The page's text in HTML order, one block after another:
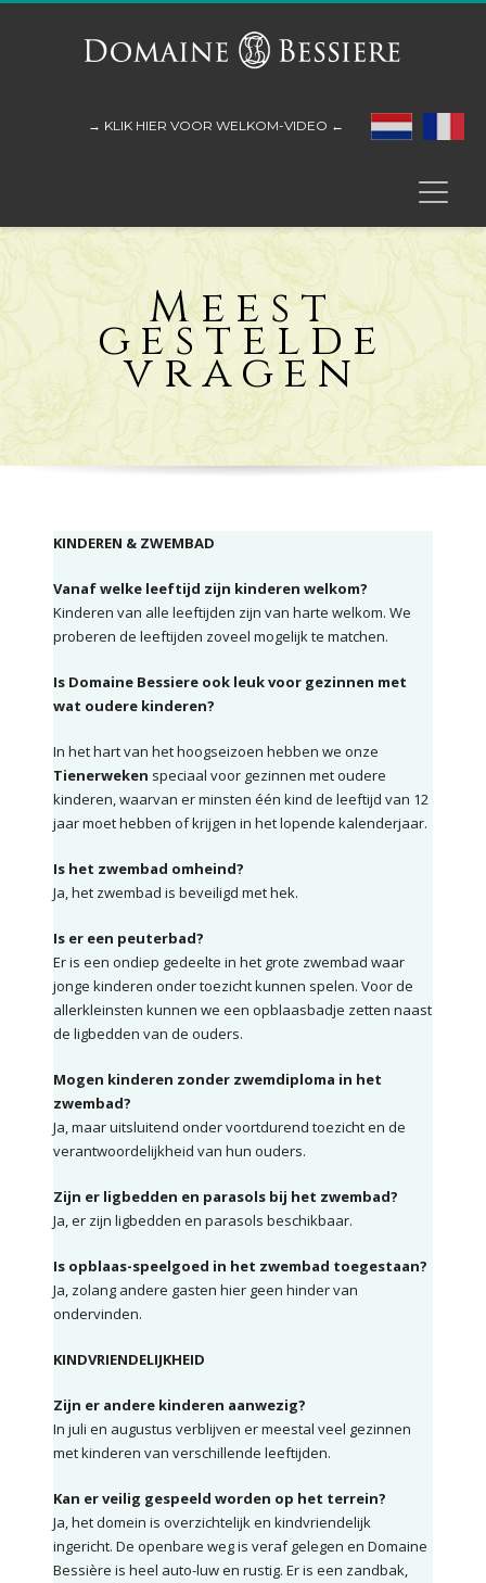
→ KLIK HIER VOOR WELKOM-VIDEO ←
Meest
gestelde
vragen
KINDEREN & ZWEMBAD
Vanaf welke leeftijd zijn kinderen welkom?
Kinderen van alle leeftijden zijn van harte welkom. We
proberen de leeftijden zoveel mogelijk te matchen.
Is Domaine Bessiere ook leuk voor gezinnen met
wat oudere kinderen?
In het hart van het hoogseizoen hebben we onze
Tienerweken speciaal voor gezinnen met oudere
kinderen, waarvan er minsten één kind de leeftijd van 12
jaar moet hebben of krijgen in het lopende kalenderjaar.
Is het zwembad omheind?
Ja, het zwembad is beveiligd met hek.
Is er een peuterbad?
Er is een ondiep gedeelte in het grote zwembad waar
jonge kinderen onder toezicht kunnen spelen. Voor de
allerkleinsten kunnen we een opblaasbadje zetten naast
de ligbedden van de ouders.
Mogen kinderen zonder zwemdiploma in het
zwembad?
Ja, maar uitsluitend onder voortdurend toezicht en de
verantwoordelijkheid van hun ouders.
Zijn er ligbedden en parasols bij het zwembad?
Ja, er zijn ligbedden en parasols beschikbaar.
Is opblaas-speelgoed in het zwembad toegestaan?
Ja, zolang andere gasten hier geen hinder van
ondervinden.
KINDVRIENDELIJKHEID
Zijn er andere kinderen aanwezig?
In juli en augustus verblijven er meestal veel gezinnen
met kinderen van verschillende leeftijden.
Kan er veilig gespeeld worden op het terrein?
Ja, het domein is overzichtelijk en kindvriendelijk
ingericht. De openbare weg is veraf gelegen en Domaine
Bessière is heel auto-luw en rustig. Er is een zandbak,